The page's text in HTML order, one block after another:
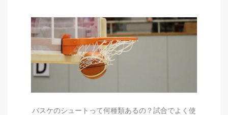
バスケのシュートって何種類あるの？試合でよく使